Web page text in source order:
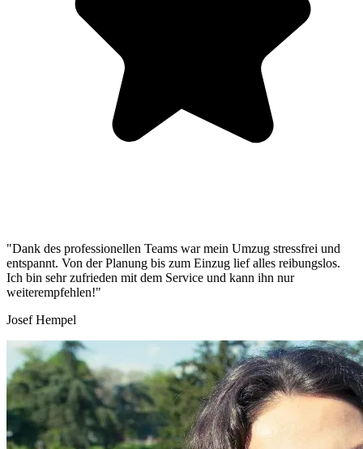
"Dank des professionellen Teams war mein Umzug stressfrei und
entspannt. Von der Planung bis zum Einzug lief alles reibungslos.
Ich bin sehr zufrieden mit dem Service und kann ihn nur
weiterempfehlen!"
Josef Hempel